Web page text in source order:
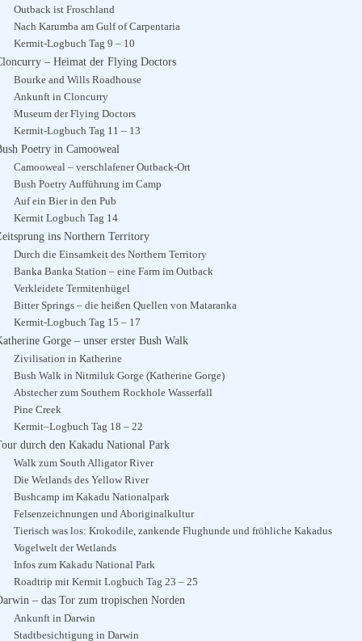
Outback ist Froschland
Nach Karumba am Gulf of Carpentaria
Kermit-Logbuch Tag 9 – 10
– Heimat der Flying Doctors
Bourke and Wills Roadhouse
Ankunft in Cloncurry
Museum der Flying Doctors
Kermit-Logbuch Tag 11 – 13
Poetry in Camooweal
Camooweal – verschlafener Outback-Ort
Bush Poetry Aufführung im Camp
Auf ein Bier in den Pub
Kermit Logbuch Tag 14
ins Northern Territory
Durch die Einsamkeit des Northern Territory
Banka Banka Station – eine Farm im Outback
Verkleidete Termitenhügel
Bitter Springs – die heißen Quellen von Mataranka
Kermit-Logbuch Tag 15 – 17
Gorge – unser erster Bush Walk
Zivilisation in Katherine
Bush Walk in Nitmiluk Gorge (Katherine Gorge)
Abstecher zum Southern Rockhole Wasserfall
Pine Creek
Kermit–Logbuch Tag 18 – 22
durch den Kakadu National Park
Walk zum South Alligator River
Die Wetlands des Yellow River
Bushcamp im Kakadu Nationalpark
Felsenzeichnungen und Aboriginalkultur
Tierisch was los: Krokodile, zankende Flughunde und fröhliche Kakadus
Vogelwelt der Wetlands
Infos zum Kakadu National Park
Roadtrip mit Kermit Logbuch Tag 23 – 25
– das Tor zum tropischen Norden
Ankunft in Darwin
Stadtbesichtigung in Darwin